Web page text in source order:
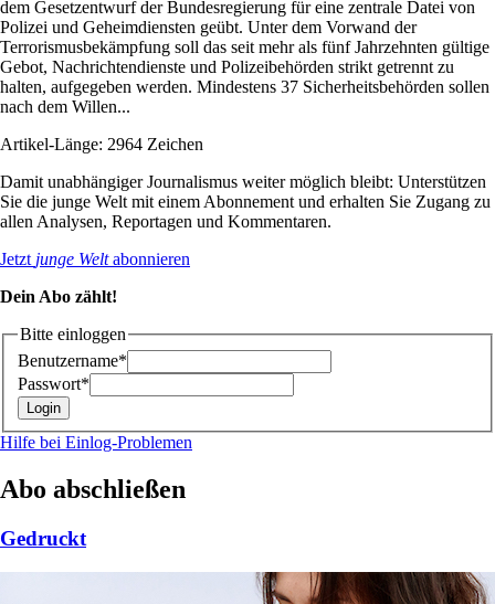
dem Gesetzentwurf der Bundesregierung für eine zentrale Datei von
Polizei und Geheimdiensten geübt. Unter dem Vorwand der
Terrorismusbekämpfung soll das seit mehr als fünf Jahrzehnten gültige
Gebot, Nachrichtendienste und Polizeibehörden strikt getrennt zu
halten, aufgegeben werden. Mindestens 37 Sicherheitsbehörden sollen
nach dem Willen...
Artikel-Länge: 2964 Zeichen
Damit unabhängiger Journalismus weiter möglich bleibt: Unterstützen
Sie die junge Welt mit einem Abonnement und erhalten Sie Zugang zu
allen Analysen, Reportagen und Kommentaren.
Jetzt junge Weltabonnieren
Dein Abo zählt!
Bitte einloggen
Benutzername*
Passwort*
Hilfe bei Einlog-Problemen
Abo abschließen
Gedruckt